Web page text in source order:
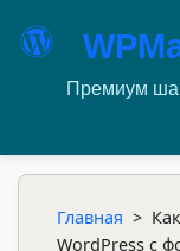
Премиум
Главная >
WordPress с